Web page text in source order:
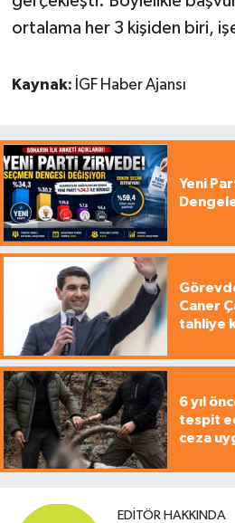
ortalama her 3 kişiden biri,
Kaynak: İGF Haber Ajansı
Yeni
Caner
tahliye
6 yıl
tespit
ceza
EDITÖR HAKKINDA